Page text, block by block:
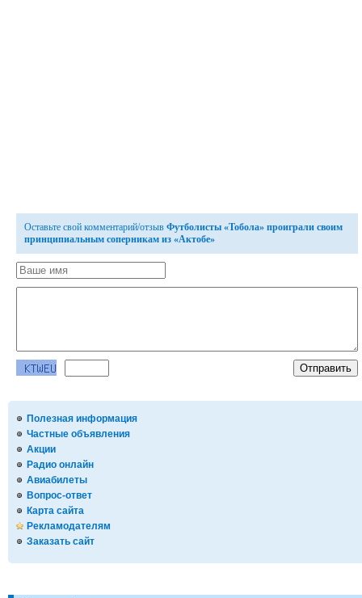
Полезная информация
Частные объявления
Акции
Радио онлайн
Авиабилеты
Вопрос-ответ
Карта сайта
Рекламодателям
Заказать сайт
Оставьте свой комментарий/отзыв Футболисты «Тобола» проиграли своим
принципиальным соперникам из «Актобе»